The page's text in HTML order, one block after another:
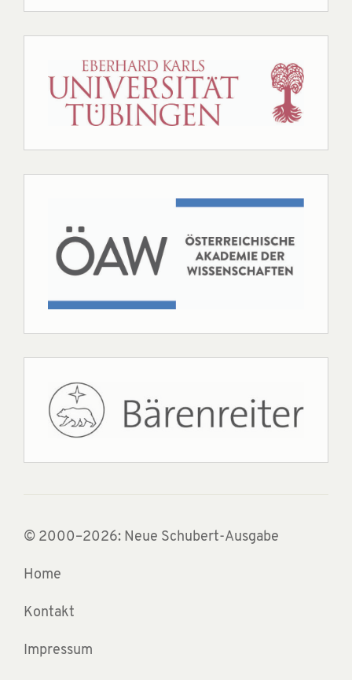
© 2000–2026: Neue Schubert-Ausgabe
Home
Kontakt
Impressum